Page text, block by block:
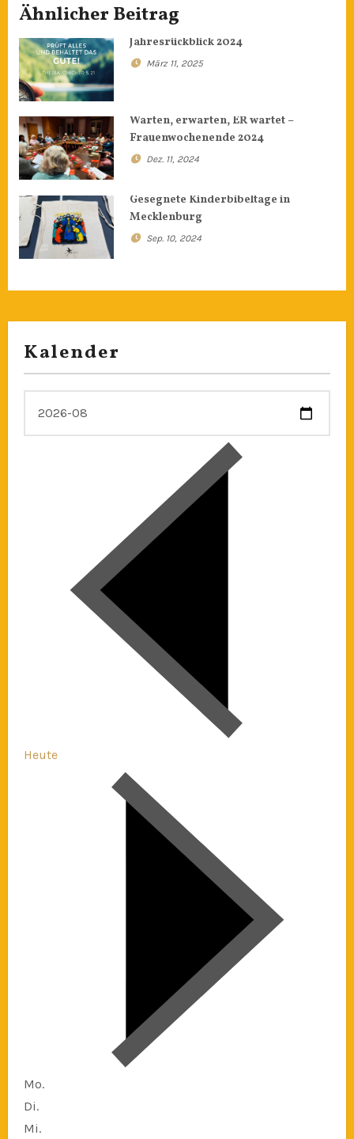
Ähnlicher Beitrag
Jahresrückblick 2024
März 11, 2025
Warten, erwarten, ER wartet –
Frauenwochenende 2024
Dez. 11, 2024
Gesegnete Kinderbibeltage in
Mecklenburg
Sep. 10, 2024
Kalender
Heute
Mo.
Di.
Mi.